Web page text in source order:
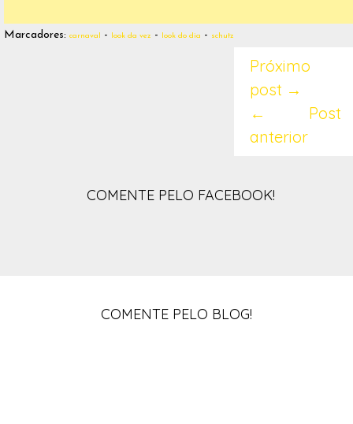
Marcadores: carnaval - look da vez - look do dia - schutz
Próximo
post →
← Post
anterior
COMENTE PELO FACEBOOK!
COMENTE PELO BLOG!